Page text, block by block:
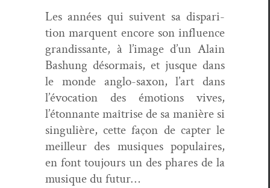
Les années qui suiv­ent sa dis­pari­
tion mar­quent encore son influ­ence
gran­dis­sante, à l’image d’un Alain
Bashung désor­mais, et jusque dans
le monde anglo-sax­on, l’art dans
l’évocation des émo­tions vives,
l’étonnante maîtrise de sa manière si
sin­gulière, cette façon de capter le
meilleur des musiques pop­u­laires,
en font tou­jours un des phares de la
musique du futur…